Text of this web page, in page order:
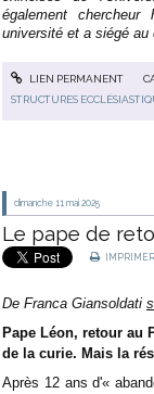
également
université et a siégé au
LIEN PERMANENT
STRUCTURES
dimanche 11 mai 2025
Le pape de
IMPRIMER
De Franca Giansoldati
Pape Léon, retour au
de la curie. Mais la
Après 12 ans d'«